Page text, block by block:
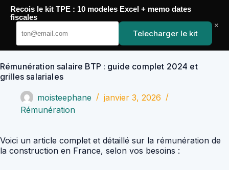
Passer
contenu
YoupiJobs
Rémunération salaire BTP : guide complet 2024 et
grilles salariales
moisteephane
janvier 3, 2026
Rémunération
Voici un article complet et détaillé sur la rémunération de
la construction en France, selon vos besoins :
Recois le kit TPE : 10 modeles Excel + memo dates
fiscales
Telecharger le kit
×